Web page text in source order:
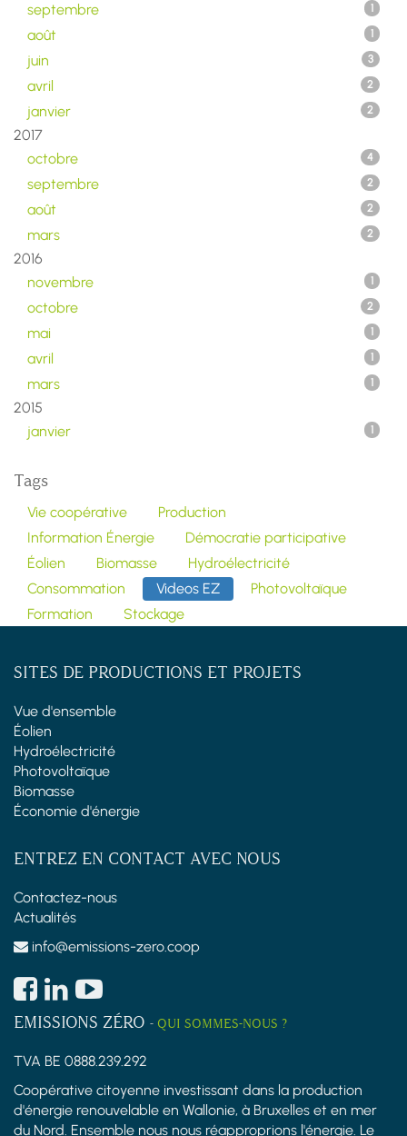
septembre 1
août 1
juin 3
avril 2
janvier 2
2017
octobre
4
septembre 2
août 2
mars 2
2016
novembre
1
octobre 2
mai 1
avril 1
mars 1
2015
janvier
1
Tags
Vie coopérative
Production
Information Énergie
Démocratie participative
Éolien
Biomasse
Hydroélectricité
Consommation
Videos EZ
Photovoltaïque
Formation
Stockage
SITES DE PRODUCTIONS ET PROJETS
Vue d'ensemble
Éolien
Hydroélectricité
Photovoltaïque
Biomasse
Économie d'énergie
ENTREZ EN CONTACT AVEC NOUS
Contactez-nous
Actualités
info@emissions-zero.coop
EMISSIONS ZÉRO - QUI SOMMES-NOUS ?
TVA BE 0888.239.292
Coopérative citoyenne investissant dans la production
d'énergie renouvelable en Wallonie, à Bruxelles et en mer
du Nord. Ensemble nous nous réapproprions l'énergie. Le